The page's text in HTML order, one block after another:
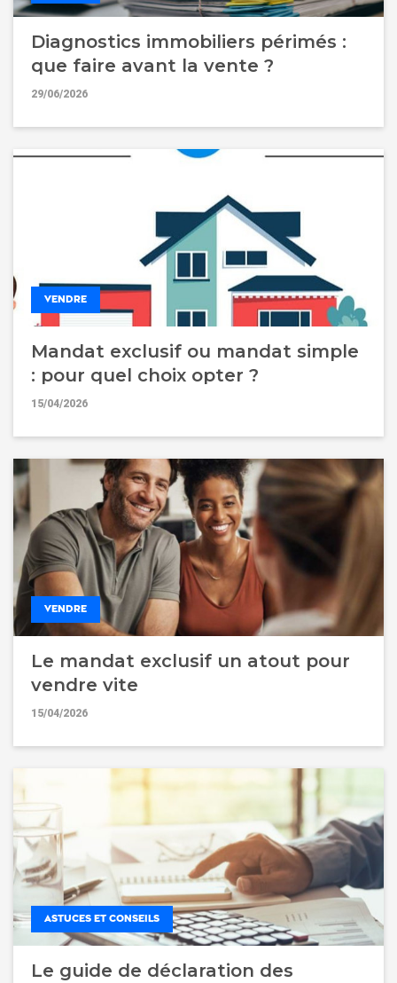
Diagnostics immobiliers périmés :
que faire avant la vente ?
29/06/2026
VENDRE
Mandat exclusif ou mandat simple
: pour quel choix opter ?
15/04/2026
VENDRE
Le mandat exclusif un atout pour
vendre vite
15/04/2026
ASTUCES ET CONSEILS
Le guide de déclaration des